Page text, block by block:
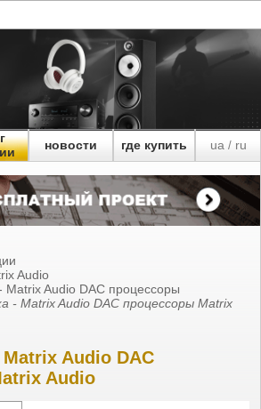
новости где купить ua/ ru
Audio
Matrix Audio DAC процессоры
- Matrix Audio DAC процессоры Matrix
Audio DAC
Audio